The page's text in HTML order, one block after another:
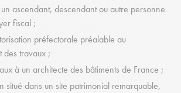
ascendant, descendant ou autre personne
fiscal ;
préfectorale préalable au
des travaux ;
à un architecte des bâtiments de France ;
situé dans un site patrimonial remarquable,